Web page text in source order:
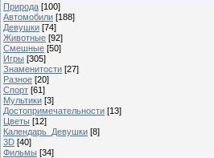
Природа [100]
Автомобили [188]
Девушки [74]
Животные [92]
Смешные [50]
Игры [305]
Знаменитости [27]
Разное [20]
Спорт [61]
Мультики [3]
Достопримечательности [13]
Цветы [12]
Календарь_Девушки [8]
3D [40]
Фильмы [34]